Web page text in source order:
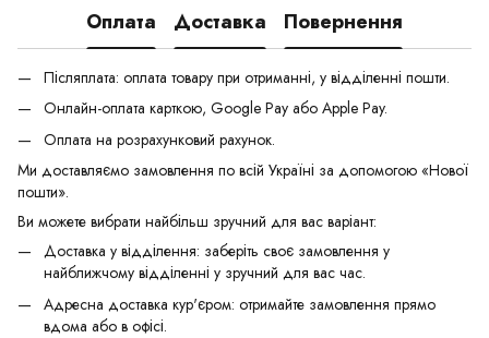
Оплата Доставка Повернення
Післяплата: оплата товару при отриманні, у відділенні пошти.
Онлайн-оплата карткою, Google Pay або Apple Pay.
Оплата на розрахунковий рахунок.
Ми доставляємо замовлення по всій Україні за допомогою «Нової
пошти».
Ви можете вибрати найбільш зручний для вас варіант:
Доставка у відділення: заберіть своє замовлення у
найближчому відділенні у зручний для вас час.
Адресна доставка кур'єром: отримайте замовлення прямо
вдома або в офісі.